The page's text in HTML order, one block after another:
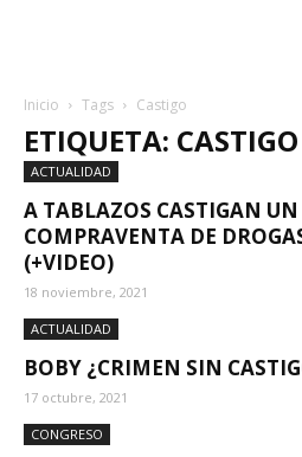
Inicio Tags Castigo
ETIQUETA: CASTIGO
ACTUALIDAD
A TABLAZOS CASTIGAN UN
COMPRAVENTA DE
(+VIDEO)
18 noviembre, 2021
ACTUALIDAD
BOBY ¿CRIMEN SIN
17 octubre, 2021
CONGRESO